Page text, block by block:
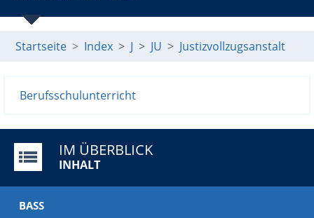
Startseite Index J JU Justizvollzugsanstalt
Berufsschulunterricht
IM ÜBERBLICK
INHALT
BASS